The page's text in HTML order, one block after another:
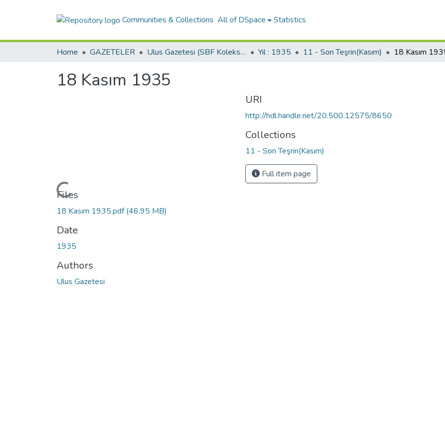
Communities & Collections All of DSpace Statistics
Home GAZETELER Ulus Gazetesi (SBF Koleksiyonundan) Yıl : 1935 11 - Son Teşrin(Kasım) 18 Kasım
18 Kasım 1935
Loading...
Files
18 Kasım 1935.pdf(46.95 MB)
Date
1935
Authors
Ulus Gazetesi
URI
http://hdl.handle.net/20.500.12575/8650
Collections
11 - Son Teşrin(Kasım)
Full item page